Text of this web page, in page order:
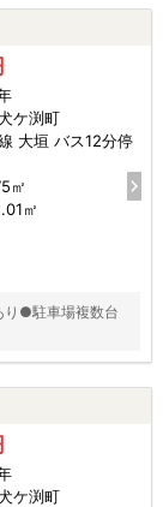
ケ渕町
大垣 バス12分停
㎡
㎡
●駐車場複数台
ケ渕町